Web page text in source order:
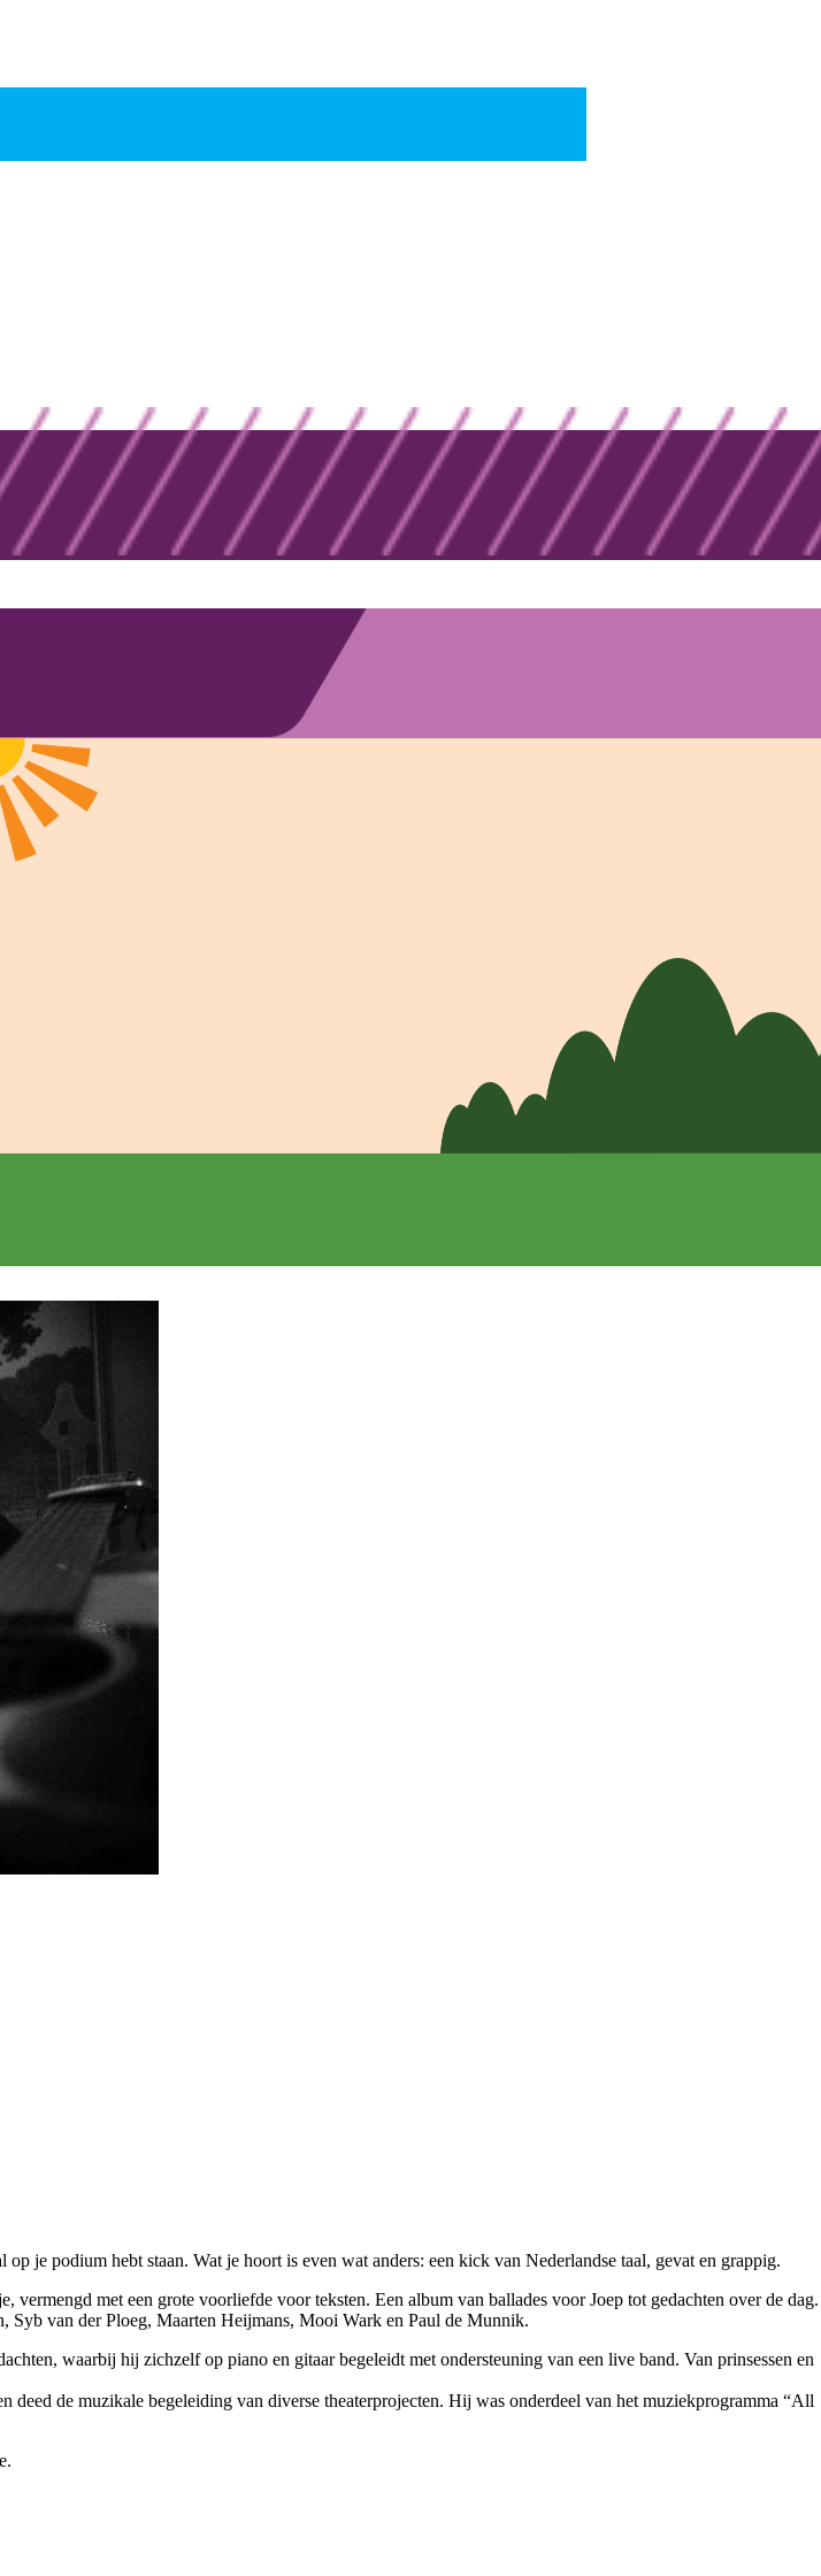
je podium hebt staan. Wat je hoort is even wat anders: een kick van Nederlandse taal, gevat en grappig.
met een grote voorliefde voor teksten. Een album van ballades voor Joep tot gedachten over de dag.
Syb van der Ploeg, Maarten Heijmans, Mooi Wark en Paul de Munnik.
waarbij hij zichzelf op piano en gitaar begeleidt met ondersteuning van een live band. Van prinsessen en
de muzikale begeleiding van diverse theaterprojecten. Hij was onderdeel van het muziekprogramma “All